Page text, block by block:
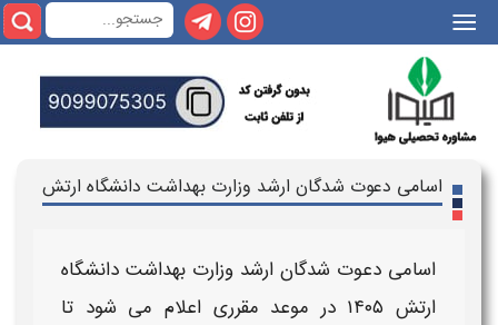
|||
اسامی دعوت شدگان ارشد وزارت بهداشت دانشگاه ارتش
اسامی دعوت شدگان ارشد وزارت بهداشت دانشگاه
ارتش ۱۴۰۵
در موعد مقرری اعلام می شود تا